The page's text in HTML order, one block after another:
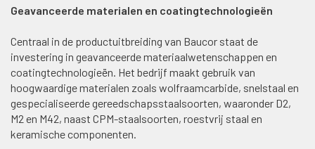
Geavanceerde materialen en coatingtechnologieën
Centraal in de productuitbreiding van Baucor staat de
investering in geavanceerde materiaalwetenschappen en
coatingtechnologieën. Het bedrijf maakt gebruik van
hoogwaardige materialen zoals wolfraamcarbide, snelstaal en
gespecialiseerde gereedschapsstaalsoorten, waaronder D2,
M2 en M42, naast CPM-staalsoorten, roestvrij staal en
keramische componenten.